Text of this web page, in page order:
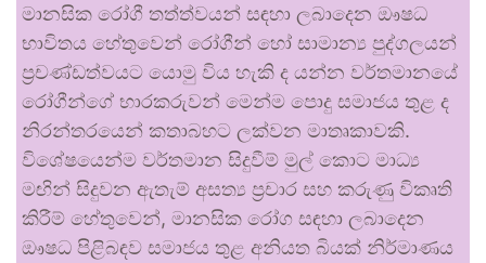
මානසික රෝගී තත්ත්වයන් සඳහා ලබාදෙන ඖෂධ
භාවිතය හේතුවෙන් රෝගීන් හෝ සාමාන්‍ය පුද්ගලයන්
ප්‍රචණ්ඩත්වයට යොමු විය හැකි ද යන්න වර්තමානයේ
රෝගීන්ගේ භාරකරුවන් මෙන්ම පොදු සමාජය තුළ ද
නිරන්තරයෙන් කතාබහට ලක්වන මාතෘකාවකි.
විශේෂයෙන්ම වර්තමාන සිදුවීම් මුල් කොට මාධ්‍ය
මඟින් සිදුවන ඇතැම් අසත්‍ය ප්‍රචාර සහ කරුණු විකෘති
කිරීම් හේතුවෙන්, මානසික රෝග සඳහා ලබාදෙන
ඖෂධ පිළිබඳව සමාජය තුළ අනියත බියක් නිර්මාණය